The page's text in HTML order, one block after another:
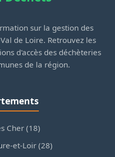
sur la gestion des
de Loire. Retrouvez les
d'accès des déchèteries
de la région.
Cher (18)
et-Loir (28)